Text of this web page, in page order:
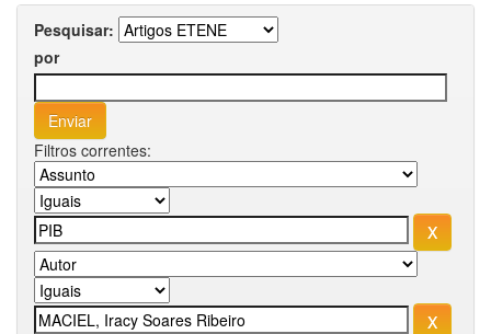
Pesquisar:
por
Filtros correntes: